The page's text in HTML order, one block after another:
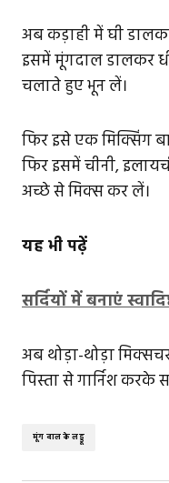
अब कड़ाही में घी
इसमें मूंगदाल डालकर
चलाते हुए भून लें।
फिर इसे एक मिक्सिंग
फिर इसमें चीनी,
अच्छे से मिक्स कर लें।
यह भी पढ़ें
सर्दियों में बनाएं
अब थोड़ा-थोड़ा
पिस्ता से गार्निश करके
मूंग दाल के लड्डू